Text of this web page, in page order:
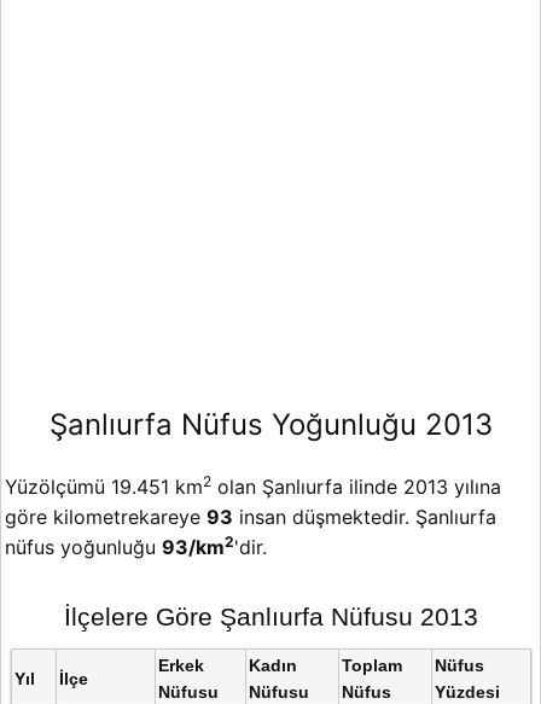
Şanlıurfa Nüfus Yoğunluğu 2013
Yüzölçümü 19.451 km2 olan Şanlıurfa ilinde 2013 yılına
göre kilometrekareye 93 insan düşmektedir. Şanlıurfa
nüfus yoğunluğu 93/km2'dir.
İlçelere Göre Şanlıurfa Nüfusu 2013
Yıl İlçe
Erkek
Nüfusu
Kadın
Nüfusu
Toplam
Nüfus
Nüfus
Yüzdesi